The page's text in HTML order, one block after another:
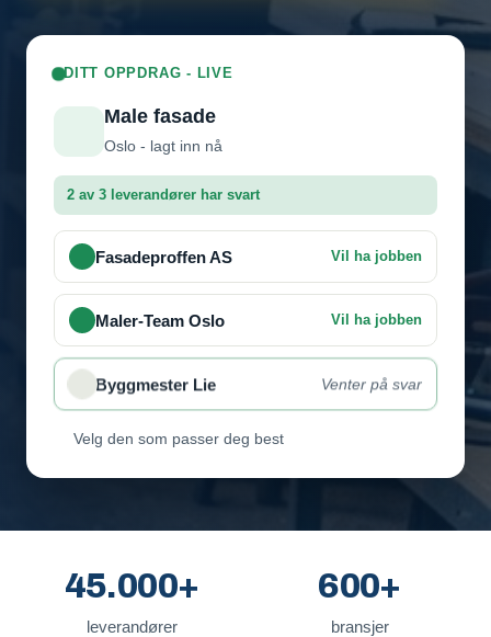
DITT OPPDRAG - LIVE
Male fasade
Oslo - lagt inn nå
2 av 3 leverandører har svart
Fasadeproffen AS Vil ha jobben
Maler-Team Oslo Vil ha jobben
Byggmester Lie Venter på svar
Velg den som passer deg best
45.000+
leverandører
600+
bransjer